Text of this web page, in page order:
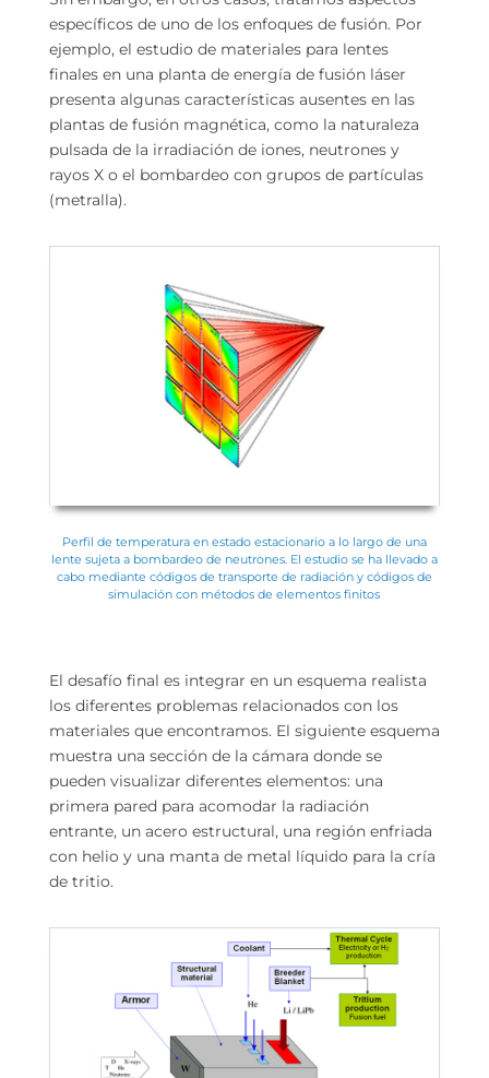
específicos de uno de los enfoques de fusión. Por
ejemplo, el estudio de materiales para lentes
finales en una planta de energía de fusión láser
presenta algunas características ausentes en las
plantas de fusión magnética, como la naturaleza
pulsada de la irradiación de iones, neutrones y
rayos X o el bombardeo con grupos de partículas
(metralla).
Perfil de temperatura en estado estacionario a lo largo de una
lente sujeta a bombardeo de neutrones. El estudio se ha llevado a
cabo mediante códigos de transporte de radiación y códigos de
simulación con métodos de elementos finitos
El desafío final es integrar en un esquema realista
los diferentes problemas relacionados con los
materiales que encontramos. El siguiente esquema
muestra una sección de la cámara donde se
pueden visualizar diferentes elementos: una
primera pared para acomodar la radiación
entrante, un acero estructural, una región enfriada
con helio y una manta de metal líquido para la cría
de tritio.